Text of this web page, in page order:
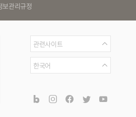
보관리규정
관
련
사
트
관련사이트
언
한국어
공
식
blog instagramfacebook
twitter